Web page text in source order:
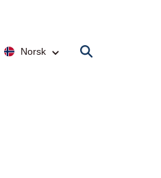
Norsk